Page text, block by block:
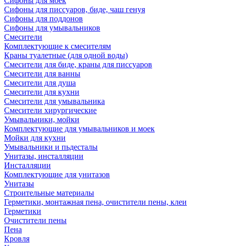
Сифоны для писсуаров, биде, чаш генуя
Сифоны для поддонов
Сифоны для умывальников
Смесители
Комплектующие к смесителям
Краны туалетные (для одной воды)
Смесители для биде, краны для писсуаров
Смесители для ванны
Смесители для душа
Смесители для кухни
Смесители для умывальника
Смесители хирургические
Умывальники, мойки
Комплектующие для умывальников и моек
Мойки для кухни
Умывальники и пьдесталы
Унитазы, инсталляции
Инсталляции
Комплектующие для унитазов
Унитазы
Строительные материалы
Герметики, монтажная пена, очистители пены, клеи
Герметики
Очистители пены
Пена
Кровля